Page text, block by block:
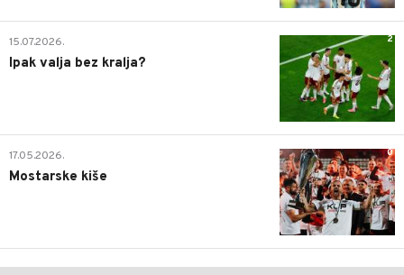
2
15.07.2026.
Ipak valja bez kralja?
0
17.05.2026.
Mostarske kiše